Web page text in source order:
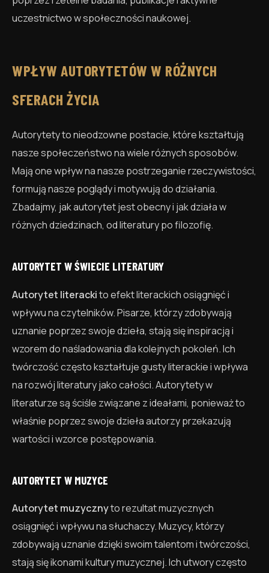
uczestnictwo w społeczności naukowej.
WPŁYW AUTORYTETÓW W RÓŻNYCH
SFERACH ŻYCIA
Autorytety to nieodzowne postacie, które kształtują
nasze społeczeństwo na wiele różnych sposobów.
Mają one wpływ na nasze postrzeganie rzeczywistości,
formują nasze poglądy i motywują do działania.
Zbadajmy, jak autorytet jest obecny i jak działa w
różnych dziedzinach, od literatury po filozofię.
AUTORYTET W ŚWIECIE LITERATURY
Autorytet literackito efekt literackich osiągnięć i
wpływu na czytelników. Pisarze, którzy zdobywają
uznanie poprzez swoje dzieła, stają się inspiracją i
wzorem do naśladowania dla kolejnych pokoleń. Ich
twórczość często kształtuje gusty literackie i wpływa
na rozwój literatury jako całości. Autorytety w
literaturze są ściśle związane z ideałami, ponieważ to
właśnie poprzez swoje dzieła autorzy przekazują
wartości i wzorce postępowania.
AUTORYTET W MUZYCE
Autorytet muzycznyto rezultat muzycznych
osiągnięć i wpływu na słuchaczy. Muzycy, którzy
zdobywają uznanie dzięki swoim talentom i twórczości,
stają się ikonami kultury muzycznej. Ich utwory często